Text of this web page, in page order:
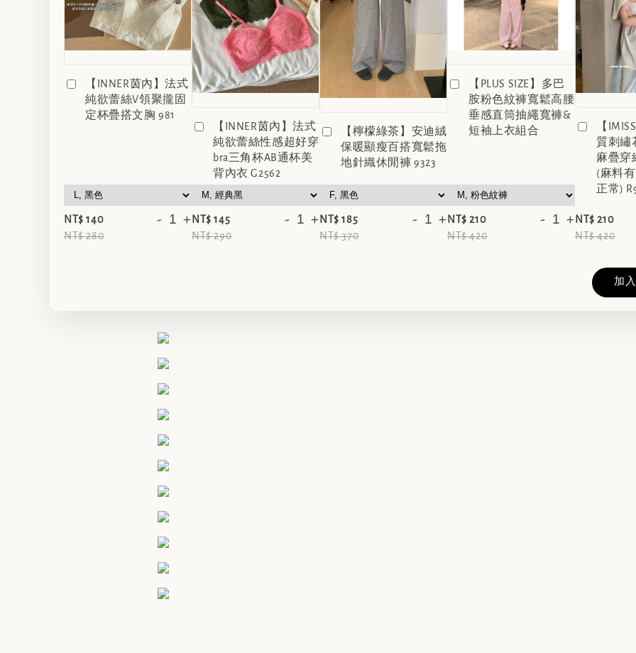
【INNER茵內】法式
純欲蕾絲V領聚攏固
定杯疊搭文胸 981
NT$ 140
NT$ 280
- +
【INNER茵內】法式
純欲蕾絲性感超好穿
bra三角杯AB通杯美
背內衣 G2562
NT$ 145
NT$ 290
- +
【檸檬綠茶】安迪絨
保暖顯瘦百搭寬鬆拖
地針織休閒褲 9323
NT$ 185
NT$ 370
- +
【PLUS SIZE】多巴
胺粉色紋褲寬鬆高腰
垂感直筒抽繩寬褲&
短袖上衣組合
NT$ 210
NT$ 420
- +
【
質刺繡
麻疊穿
(麻料
正常)
NT$ 210
NT$ 420
加